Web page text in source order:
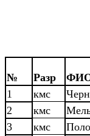
№ Разр
1
кмс
2
кмс
3
кмс